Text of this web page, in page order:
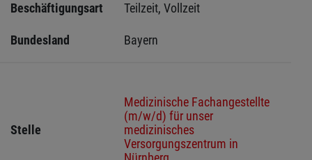
Beschäftigungsart Teilzeit, Vollzeit
Bundesland Bayern
Stelle
Medizinische Fachangestellte
(m/w/d) für unser
medizinisches
Versorgungszentrum in